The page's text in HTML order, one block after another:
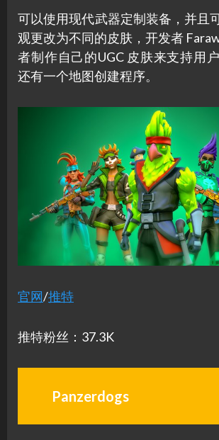
可以使用现代武器定制装备，并且
观更改为不同的皮肤，开发者
者制作自己的UGC 皮肤来支持用
还有一个地图创建程序。
官网/推特
推特粉丝：37.3K
Panzerdogs